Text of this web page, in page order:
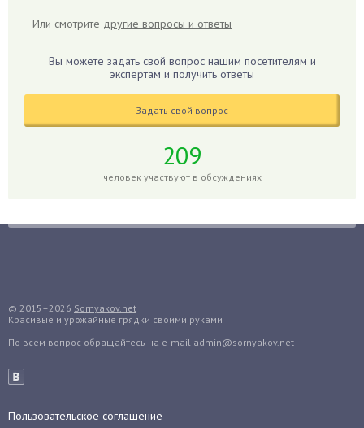
Гиацинт
Гладиолусы
Гранат
Грядки
Гуава
Декабрист
Или смотрите другие вопросы и ответы
Вы можете задать свой вопрос нашим посетителям и
экспертам и получить ответы
Задать свой вопрос
209
человек участвуют в обсуждениях
© 2015–2026 Sornyakov.net
Красивые и урожайные грядки своими руками
По всем вопрос обращайтесь на e-mail admin@sornyakov.net
Пользовательское соглашение